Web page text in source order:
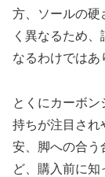
方、ソールの硬
く異なるため
なるわけではあ
とくにカーボ
持ちが注目され
安、脚への合う
ど、購入前に知